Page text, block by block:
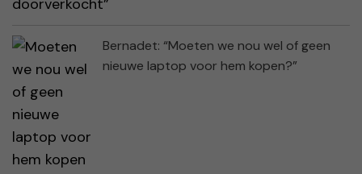
Bernadet: “Moeten we nou wel of geen
nieuwe laptop voor hem kopen?”